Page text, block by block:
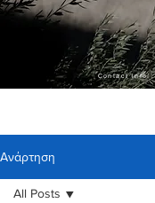
Contact info:
Ανάρτηση
All Posts